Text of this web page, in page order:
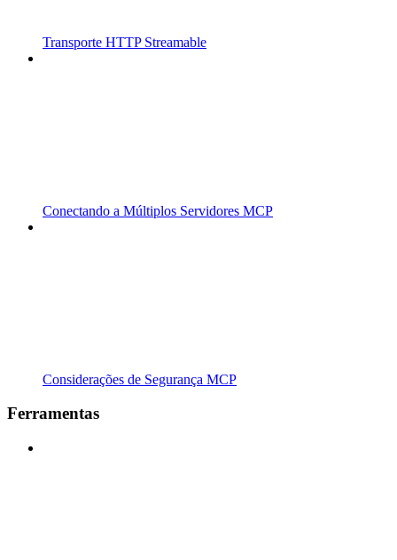
Transporte HTTP Streamable
Conectando a Múltiplos Servidores MCP
Considerações de Segurança MCP
Ferramentas